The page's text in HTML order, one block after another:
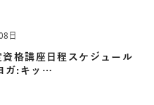
日
格講座日程スケジュール
ガ:キッ…